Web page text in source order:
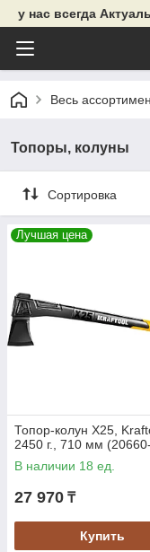
у нас всегда
Весь
Топоры, колуны
Сортировка
Лучшая цена
Топор-колун Х25,
2450 г., 710 мм
В наличии 18 ед.
27 970 ₸
Купить